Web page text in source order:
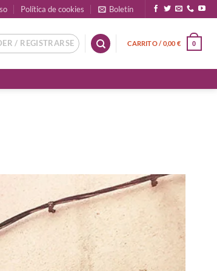
Política de cookies Boletín
/ REGISTRARSE CARRITO /0,00 € 0